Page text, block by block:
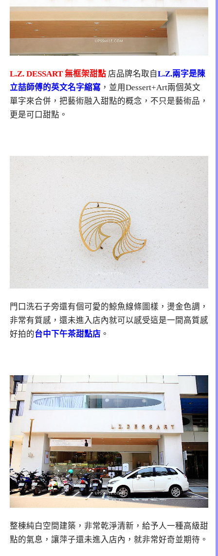
L.Z. DESSART 無框架甜點 店品牌名取自L.Z.兩字是陳
立喆師傅的英文名字縮寫 ，並用Dessert+Art兩個英文
單字來合併，把藝術融入甜點的概念，不只是藝術品，
更是可口甜點。
門口洗石子旁還有個可愛的鯨魚線條圖樣，燙金色調，
非常有質感，還未進入店內就可以感受這是一間高質感
好拍的台中下午茶甜點店 。
整棟純白空間建築，非常乾淨清新，給予人一種高級甜
點的氣息，讓萍子還未進入店內，就非常好奇並期待。